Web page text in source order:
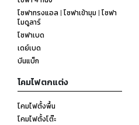
โซฟาทรงแอล | โซฟาเข้ามุม | โซฟา
โมดูลาร์
โซฟาเบด
เดย์เบด
บีนแบ็ก
โคมไฟตกแต่ง
โคมไฟตั้งพื้น
โคมไฟตั้งโต๊ะ